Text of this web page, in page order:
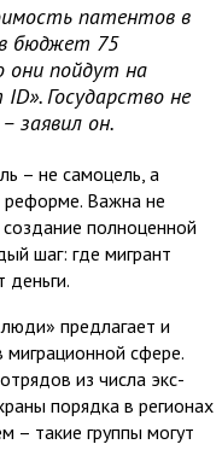
патентов в
бюджет 75
они пойдут на
Государство не
заявил он.
– не самоцель, а
реформе. Важна не
полноценной
шаг: где мигрант
деньги.
предлагает и
сфере.
из числа экс-
порядка в регионах
– такие группы могут